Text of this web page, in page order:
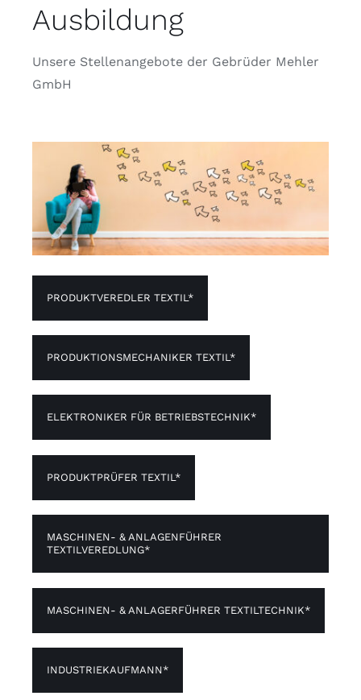
Ausbildung
Unsere Stellenangebote der Gebrüder Mehler
GmbH
PRODUKTVEREDLER TEXTIL*
PRODUKTIONSMECHANIKER TEXTIL*
ELEKTRONIKER FÜR BETRIEBSTECHNIK*
PRODUKTPRÜFER TEXTIL*
MASCHINEN- & ANLAGENFÜHRER
TEXTILVEREDLUNG*
MASCHINEN- & ANLAGERFÜHRER TEXTILTECHNIK*
INDUSTRIEKAUFMANN*